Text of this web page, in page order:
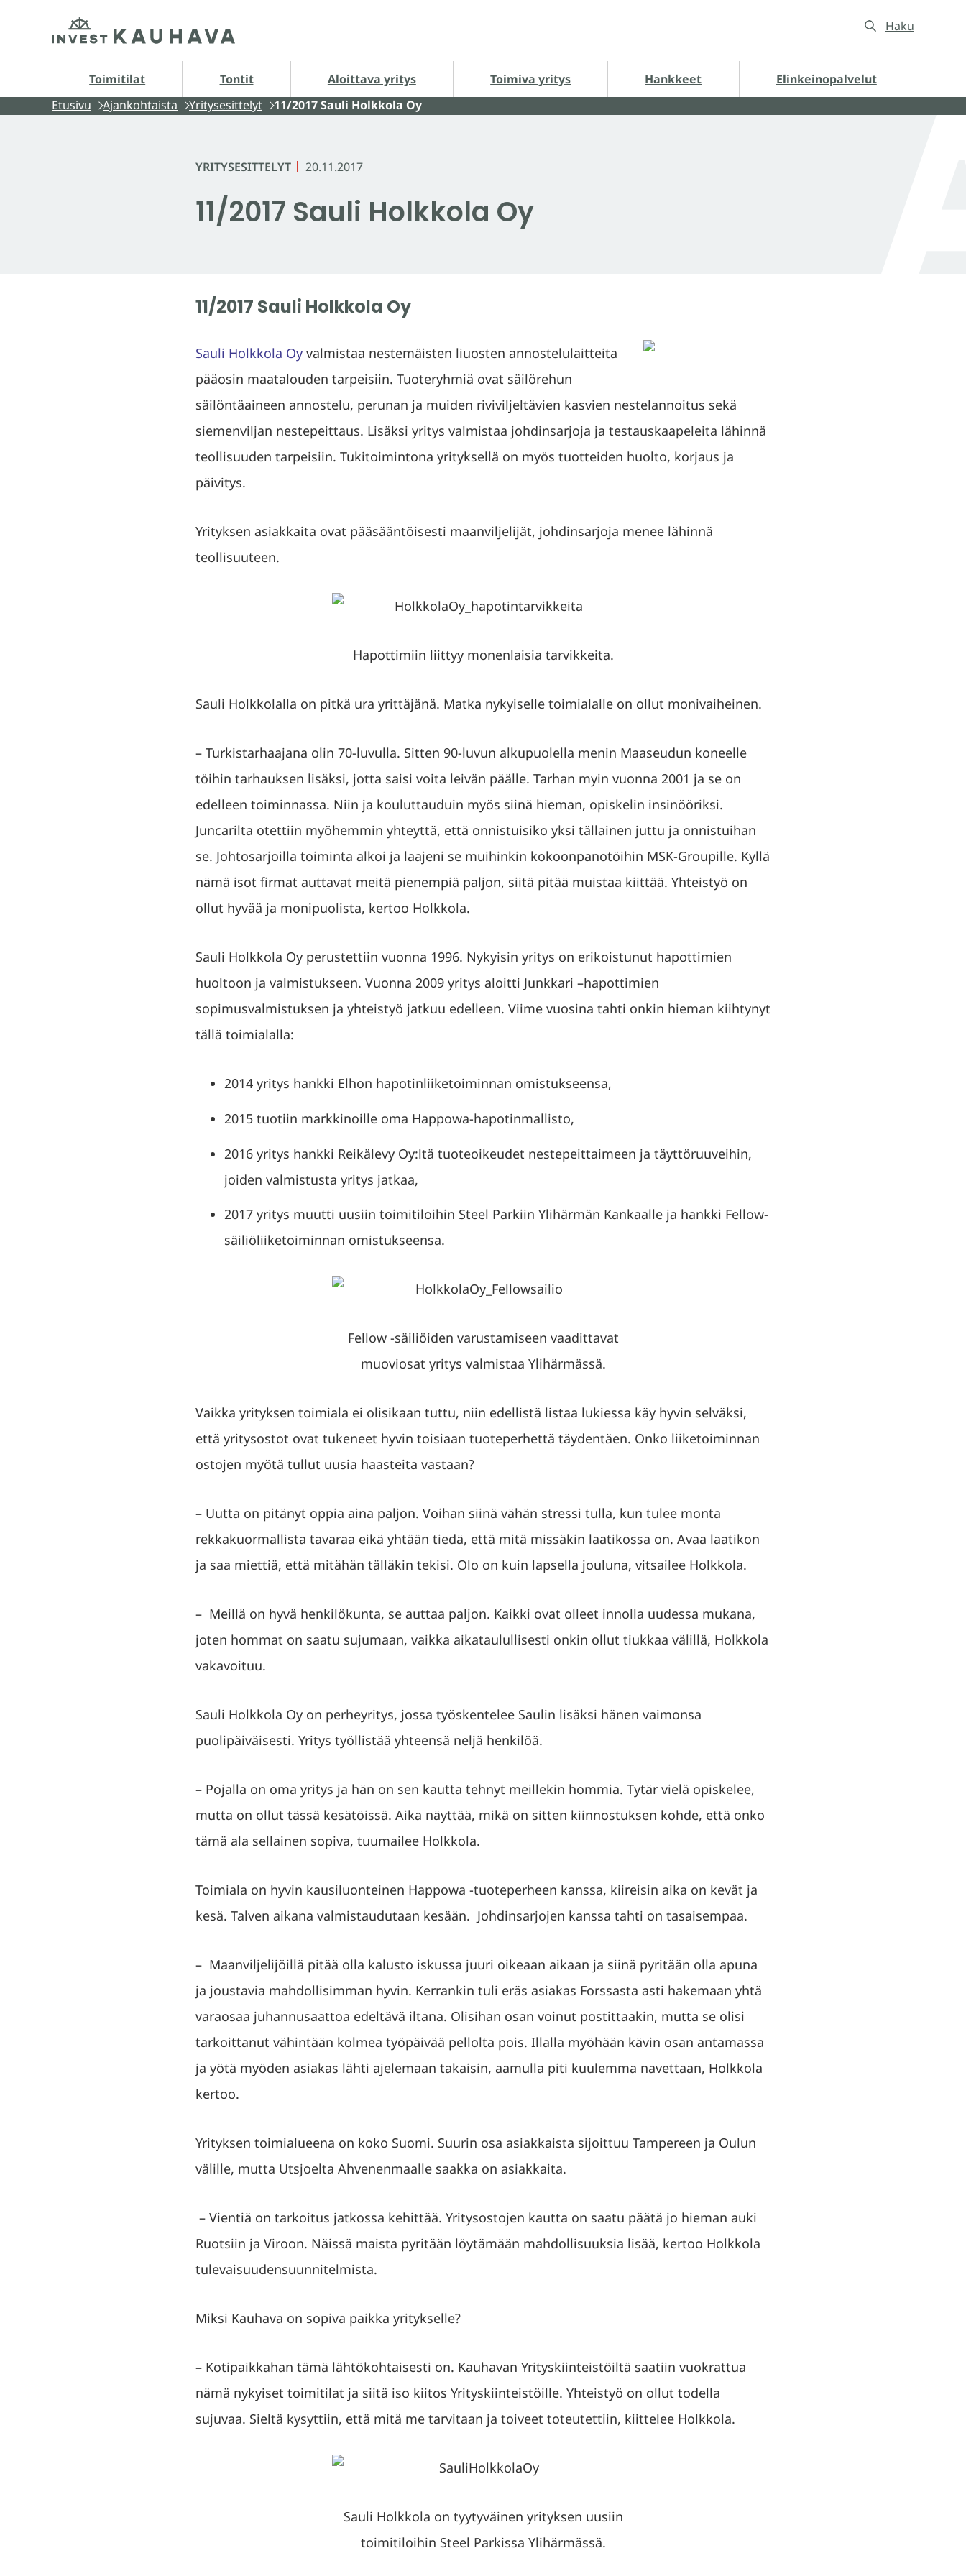
sisältöön
Etusivu Haku
Toimitilat Tontit
Tontit alasivut Aloittava yritys
Aloittava yritys alasivut Toimiva yritys
Toimiva yritys alasivut Hankkeet
Hankkeet alasivut
Elinkeinopalvelut
Etusivu
Ajankohtaista Yritysesittelyt 11/2017 Sauli Holkkola Oy
YRITYSESITTELYT 20.11.2017
11/2017 Sauli Holkkola Oy
11/2017 Sauli Holkkola Oy
Sauli Holkkola Oy valmistaa nestemäisten liuosten annostelulaitteita
pääosin maatalouden tarpeisiin. Tuoteryhmiä ovat säilörehun
säilöntäaineen annostelu, perunan ja muiden riviviljeltävien kasvien nestelannoitus sekä
siemenviljan nestepeittaus. Lisäksi yritys valmistaa johdinsarjoja ja testauskaapeleita lähinnä
teollisuuden tarpeisiin. Tukitoimintona yrityksellä on myös tuotteiden huolto, korjaus ja
päivitys.
Yrityksen asiakkaita ovat pääsääntöisesti maanviljelijät, johdinsarjoja menee lähinnä
teollisuuteen.
Hapottimiin liittyy monenlaisia tarvikkeita.
Sauli Holkkolalla on pitkä ura yrittäjänä. Matka nykyiselle toimialalle on ollut monivaiheinen.
– Turkistarhaajana olin 70-luvulla. Sitten 90-luvun alkupuolella menin Maaseudun koneelle
töihin tarhauksen lisäksi, jotta saisi voita leivän päälle. Tarhan myin vuonna 2001 ja se on
edelleen toiminnassa. Niin ja kouluttauduin myös siinä hieman, opiskelin insinööriksi.
Juncarilta otettiin myöhemmin yhteyttä, että onnistuisiko yksi tällainen juttu ja onnistuihan
se. Johtosarjoilla toiminta alkoi ja laajeni se muihinkin kokoonpanotöihin MSK-Groupille. Kyllä
nämä isot firmat auttavat meitä pienempiä paljon, siitä pitää muistaa kiittää. Yhteistyö on
ollut hyvää ja monipuolista, kertoo Holkkola.
Sauli Holkkola Oy perustettiin vuonna 1996. Nykyisin yritys on erikoistunut hapottimien
huoltoon ja valmistukseen. Vuonna 2009 yritys aloitti Junkkari –hapottimien
sopimusvalmistuksen ja yhteistyö jatkuu edelleen. Viime vuosina tahti onkin hieman kiihtynyt
tällä toimialalla:
2014 yritys hankki Elhon hapotinliiketoiminnan omistukseensa,
2015 tuotiin markkinoille oma Happowa-hapotinmallisto,
2016 yritys hankki Reikälevy Oy:ltä tuoteoikeudet nestepeittaimeen ja täyttöruuveihin,
joiden valmistusta yritys jatkaa,
2017 yritys muutti uusiin toimitiloihin Steel Parkiin Ylihärmän Kankaalle ja hankki Fellow-
säiliöliiketoiminnan omistukseensa.
Fellow -säiliöiden varustamiseen vaadittavat
muoviosat yritys valmistaa Ylihärmässä.
Vaikka yrityksen toimiala ei olisikaan tuttu, niin edellistä listaa lukiessa käy hyvin selväksi,
että yritysostot ovat tukeneet hyvin toisiaan tuoteperhettä täydentäen. Onko liiketoiminnan
ostojen myötä tullut uusia haasteita vastaan?
– Uutta on pitänyt oppia aina paljon. Voihan siinä vähän stressi tulla, kun tulee monta
rekkakuormallista tavaraa eikä yhtään tiedä, että mitä missäkin laatikossa on. Avaa laatikon
ja saa miettiä, että mitähän tälläkin tekisi. Olo on kuin lapsella jouluna, vitsailee Holkkola.
– Meillä on hyvä henkilökunta, se auttaa paljon. Kaikki ovat olleet innolla uudessa mukana,
joten hommat on saatu sujumaan, vaikka aikataulullisesti onkin ollut tiukkaa välillä, Holkkola
vakavoituu.
Sauli Holkkola Oy on perheyritys, jossa työskentelee Saulin lisäksi hänen vaimonsa
puolipäiväisesti. Yritys työllistää yhteensä neljä henkilöä.
– Pojalla on oma yritys ja hän on sen kautta tehnyt meillekin hommia. Tytär vielä opiskelee,
mutta on ollut tässä kesätöissä. Aika näyttää, mikä on sitten kiinnostuksen kohde, että onko
tämä ala sellainen sopiva, tuumailee Holkkola.
Toimiala on hyvin kausiluonteinen Happowa -tuoteperheen kanssa, kiireisin aika on kevät ja
kesä. Talven aikana valmistaudutaan kesään. Johdinsarjojen kanssa tahti on tasaisempaa.
– Maanviljelijöillä pitää olla kalusto iskussa juuri oikeaan aikaan ja siinä pyritään olla apuna
ja joustavia mahdollisimman hyvin. Kerrankin tuli eräs asiakas Forssasta asti hakemaan yhtä
varaosaa juhannusaattoa edeltävä iltana. Olisihan osan voinut postittaakin, mutta se olisi
tarkoittanut vähintään kolmea työpäivää pellolta pois. Illalla myöhään kävin osan antamassa
ja yötä myöden asiakas lähti ajelemaan takaisin, aamulla piti kuulemma navettaan, Holkkola
kertoo.
Yrityksen toimialueena on koko Suomi. Suurin osa asiakkaista sijoittuu Tampereen ja Oulun
välille, mutta Utsjoelta Ahvenenmaalle saakka on asiakkaita.
– Vientiä on tarkoitus jatkossa kehittää. Yritysostojen kautta on saatu päätä jo hieman auki
Ruotsiin ja Viroon. Näissä maista pyritään löytämään mahdollisuuksia lisää, kertoo Holkkola
tulevaisuudensuunnitelmista.
Miksi Kauhava on sopiva paikka yritykselle?
– Kotipaikkahan tämä lähtökohtaisesti on. Kauhavan Yrityskiinteistöiltä saatiin vuokrattua
nämä nykyiset toimitilat ja siitä iso kiitos Yrityskiinteistöille. Yhteistyö on ollut todella
sujuvaa. Sieltä kysyttiin, että mitä me tarvitaan ja toiveet toteutettiin, kiittelee Holkkola.
Sauli Holkkola on tyytyväinen yrityksen uusiin
toimitiloihin Steel Parkissa Ylihärmässä.